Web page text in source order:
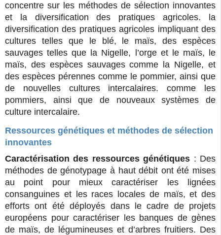
concentre sur les méthodes de sélection innovantes
et la diversification des pratiques agricoles. la
diversification des pratiques agricoles impliquant des
cultures telles que le blé, le maïs, des espèces
sauvages telles que la Nigelle, l’orge et le maïs, le
maïs, des espèces sauvages comme la Nigelle, et
des espèces pérennes comme le pommier, ainsi que
de nouvelles cultures intercalaires. comme les
pommiers, ainsi que de nouveaux systèmes de
culture intercalaire.
Ressources génétiques et méthodes de sélection
innovantes
Caractérisation des ressources génétiques : Des
méthodes de génotypage à haut débit ont été mises
au point pour mieux caractériser les lignées
consanguines et les races locales de maïs, et des
efforts ont été déployés dans le cadre de projets
européens pour caractériser les banques de gènes
de maïs, de légumineuses et d’arbres fruitiers. Des